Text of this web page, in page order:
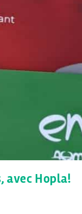
avec Hopla!